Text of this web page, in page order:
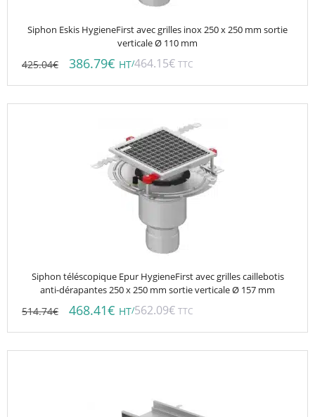
Siphon Eskis HygieneFirst avec grilles inox 250 x 250 mm sortie
verticale Ø 110 mm
425.04€ 386.79€ HT/464.15€ TTC
Siphon téléscopique Epur HygieneFirst avec grilles caillebotis
anti-dérapantes 250 x 250 mm sortie verticale Ø 157 mm
514.74€ 468.41€ HT/562.09€ TTC